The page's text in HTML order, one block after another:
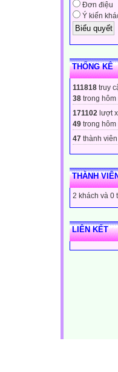
Đơn điệu
Ý kiến
THỐNG KÊ
111818 truy
38 trong hôm
171102 lượt
49 trong hôm
47 thành viên
THÀNH
2 khách và 0
LIÊN KẾT